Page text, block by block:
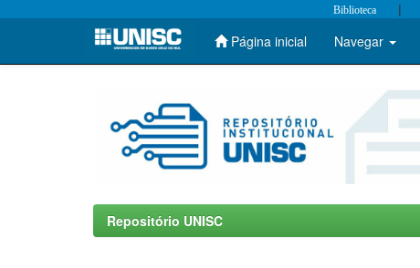
Skip
Biblioteca |
Página inicial Navegar
Repositório UNISC